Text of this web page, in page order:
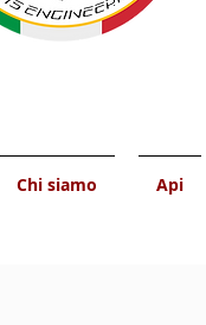
Chi siamo Api